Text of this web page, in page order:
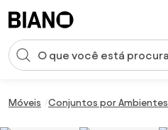
Entrada de pesquisa
Móveis Conjuntos por Ambientes